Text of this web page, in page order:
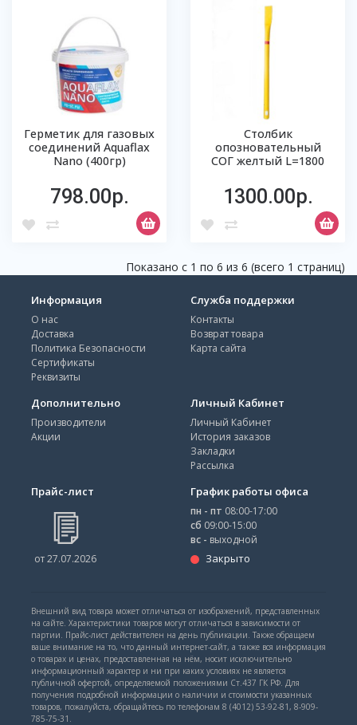
Герметик для газовых
соединений Aquaflax
Nano (400гр)
798.00р.
Столбик
опозновательный
СОГ желтый L=1800
1300.00р.
Показано с 1 по 6 из 6 (всего 1 страниц)
Информация
О нас
Доставка
Политика Безопасности
Сертификаты
Реквизиты
Служба поддержки
Контакты
Возврат товара
Карта сайта
Дополнительно
Производители
Акции
Личный Кабинет
Личный Кабинет
История заказов
Закладки
Рассылка
Прайс-лист
от 27.07.2026
График работы офиса
пн - пт 08:00-17:00
сб 09:00-15:00
вс - выходной
Закрыто
Внешний вид товара может отличаться от изображений, представленных
на сайте. Характеристики товаров могут отличаться в зависимости от
партии. Прайс-лист действителен на день публикации. Также обращаем
ваше внимание на то, что данный интернет-сайт, а также вся информация
о товарах и ценах, предоставленная на нём, носит исключительно
информационный характер и ни при каких условиях не является
публичной офертой, определяемой положениями Ст.437 ГК РФ. Для
получения подробной информации о наличии и стоимости указанных
товаров, пожалуйста, обращайтесь по телефонам 8 (4012) 53-92-81, 8-909-
785-75-31.